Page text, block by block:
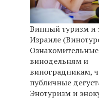
Винный туризм и
Израиле
винодельням и
виноградникам,
публичные
Энотуризм и